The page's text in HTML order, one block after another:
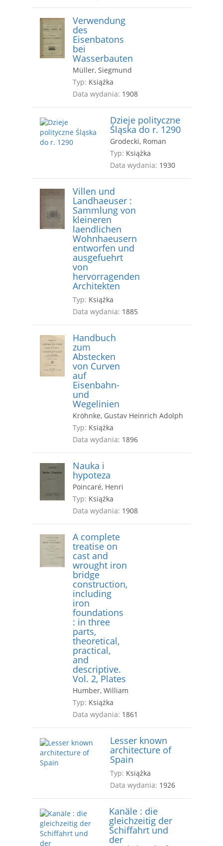
Verwendung
des
Eisenbatons
bei
Wasserbauten
Müller, Siegmund
Typ: Książka
Data wydania: 1908
Dzieje polityczne
Śląska do r. 1290
Grodecki, Roman
Typ: Książka
Data wydania: 1930
Villen und
Landhaeuser :
Sammlung von
kleineren
laendlichen
Wohnhaeusern
entworfen und
ausgefuehrt
von
hervorragenden
Architekten
Typ: Książka
Data wydania: 1885
Handbuch
zum
Abstecken
von Curven
auf
Eisenbahn-
und
Wegelinien
Kröhnke, Gustav Heinrich Adolph
Typ: Książka
Data wydania: 1896
Nauka i
hypoteza
Poincaré, Henri
Typ: Książka
Data wydania: 1908
A complete
treatise on
cast and
wrought iron
bridge
construction,
including
iron
foundations
: in three
parts,
theoretical,
practical,
and
descriptive.
Vol. 2, Plates
Humber, William
Typ: Książka
Data wydania: 1861
Lesser known
architecture of
Spain
Typ: Książka
Data wydania: 1926
Kanäle : die
gleichzeitig der
Schiffahrt und
der